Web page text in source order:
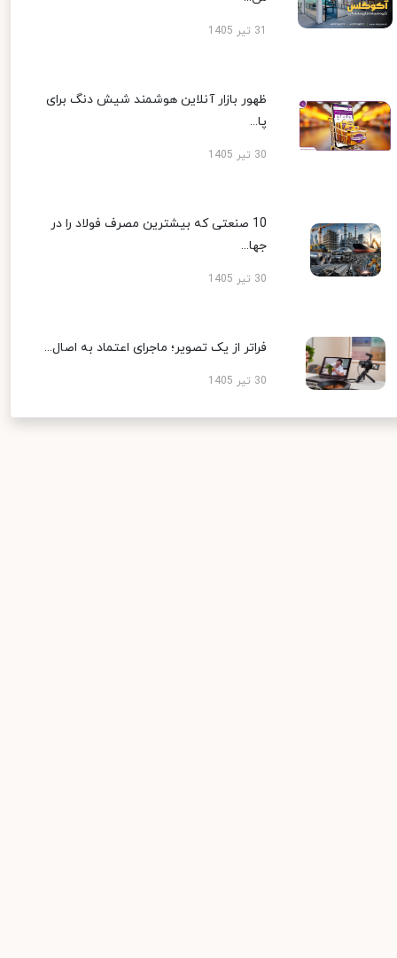
ظهور بازار آنلاین هوشمند شیش دنگ برای
پا...
30 تیر 1405
10 صنعتی که بیشترین مصرف فولاد را در
جها...
30 تیر 1405
فراتر از یک تصویر؛ ماجرای اعتماد به اصال...
30 تیر 1405